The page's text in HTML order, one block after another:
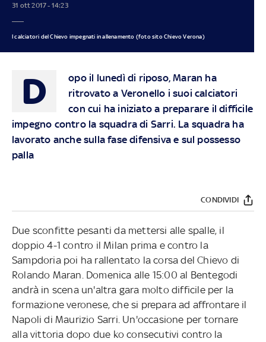
31 ott 2017 - 14:23
I calciatori del Chievo impegnati in allenamento (foto sito Chievo Verona)
D
opo il lunedì di riposo, Maran ha
ritrovato a Veronello i suoi calciatori
con cui ha iniziato a preparare il difficile
impegno contro la squadra di Sarri. La squadra ha
lavorato anche sulla fase difensiva e sul possesso
palla
CONDIVIDI
Due sconfitte pesanti da mettersi alle spalle, il
doppio 4-1 contro il Milan prima e contro la
Sampdoria poi ha rallentato la corsa del Chievo di
Rolando Maran. Domenica alle 15:00 al Bentegodi
andrà in scena un'altra gara molto difficile per la
formazione veronese, che si prepara ad affrontare il
Napoli di Maurizio Sarri. Un'occasione per tornare
alla vittoria dopo due ko consecutivi contro la